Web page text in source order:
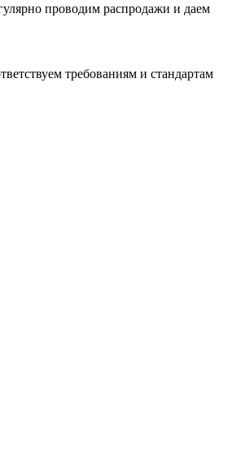
проводим распродажи и даем
требованиям и стандартам